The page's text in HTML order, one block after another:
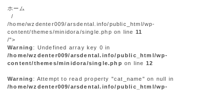
ホーム
/home/wzdenter009/arsdental.info/public_html/wp-
content/themes/minidora/single.php on line 11
/">
Warning : Undefined array key 0 in
/home/wzdenter009/arsdental.info/public_html/wp-
content/themes/minidora/single.php on line 12
Warning : Attempt to read property "cat_name" on null in
/home/wzdenter009/arsdental.info/public_html/wp-